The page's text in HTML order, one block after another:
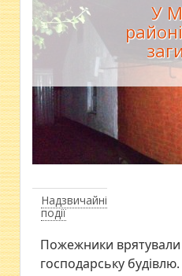
Надзвичайні
події
У
Пожежники врятували
господарську будівлю.